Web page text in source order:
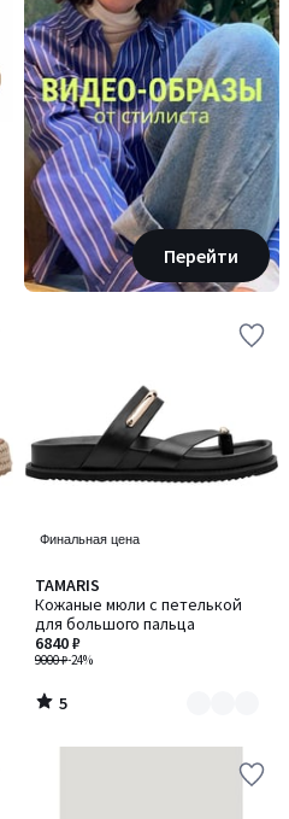
Перейти
Финальная цена
TAMARIS
Кожаные мюли с петелькой
для большого пальца
9000 ₽-24%
6840 ₽
5
/
5
Количество
цветов:
2
5
/